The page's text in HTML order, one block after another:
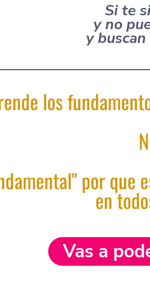
Si te
y no
y
los
por que
en
Vas a